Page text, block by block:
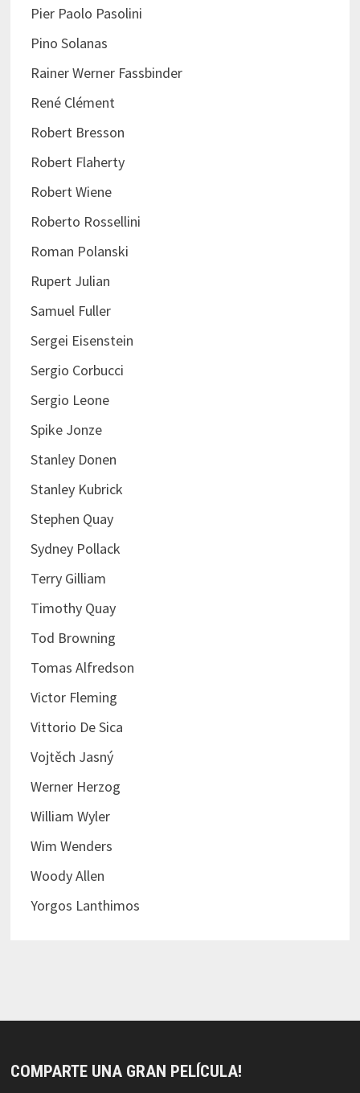
Pier Paolo Pasolini
Pino Solanas
Rainer Werner Fassbinder
René Clément
Robert Bresson
Robert Flaherty
Robert Wiene
Roberto Rossellini
Roman Polanski
Rupert Julian
Samuel Fuller
Sergei Eisenstein
Sergio Corbucci
Sergio Leone
Spike Jonze
Stanley Donen
Stanley Kubrick
Stephen Quay
Sydney Pollack
Terry Gilliam
Timothy Quay
Tod Browning
Tomas Alfredson
Victor Fleming
Vittorio De Sica
Vojtěch Jasný
Werner Herzog
William Wyler
Wim Wenders
Woody Allen
Yorgos Lanthimos
COMPARTE UNA GRAN PELÍCULA!